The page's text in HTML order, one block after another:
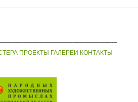
ПРОЕКТЫ ГАЛЕРЕИ КОНТАКТЫ